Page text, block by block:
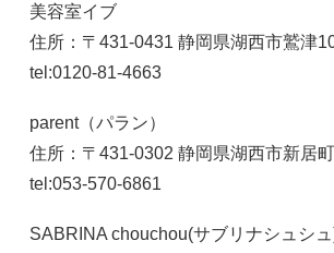
美容室イブ
住所：〒431-0431 静岡県湖西市鷲津
tel:0120-81-4663
parent（パラン）
住所：〒431-0302 静岡県湖西市新居
tel:053-570-6861
SABRINA chouchou(サブリナシュシ